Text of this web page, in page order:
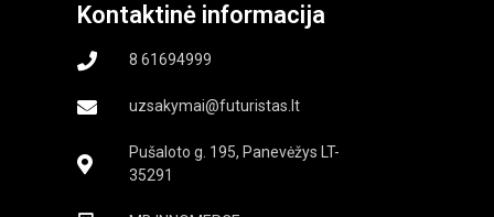
Kontaktinė informacija
8 61694999
uzsakymai@futuristas.lt
Pušaloto g. 195, Panevėžys LT-
35291